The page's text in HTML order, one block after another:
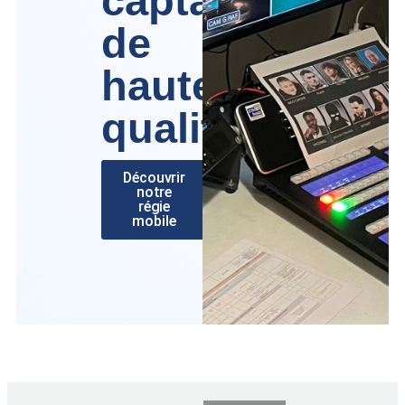
de
haute
qualité
Découvrir
notre
régie
mobile